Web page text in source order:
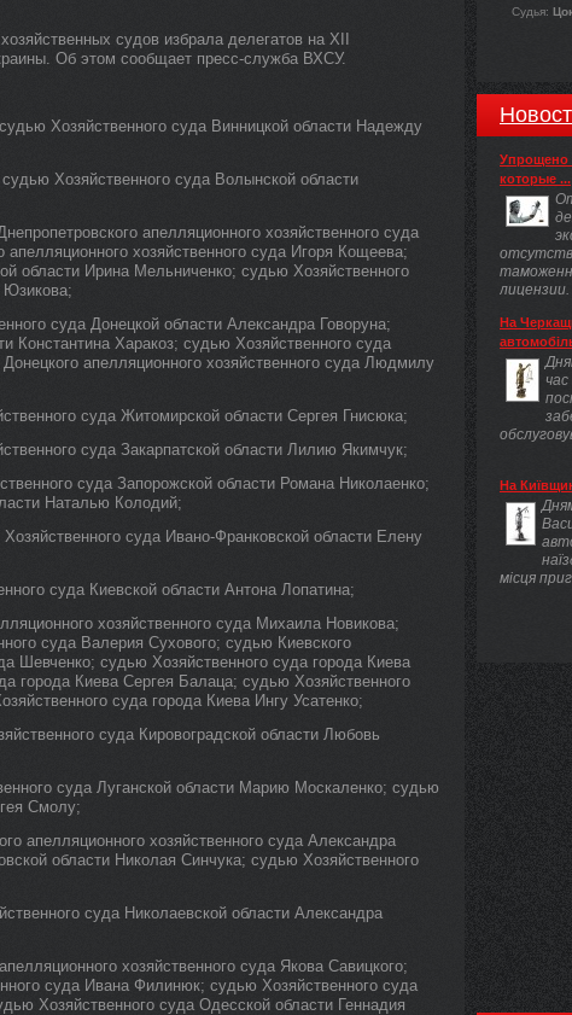
судов избрала делегатов на ХІІ
Об этом сообщает пресс-служба ВХСУ.
Хозяйственного суда Винницкой области Надежду
Хозяйственного суда Волынской области
апелляционного хозяйственного суда
хозяйственного суда Игоря Кощеева;
области Ирина Мельниченко; судью Хозяйственного
Юзикова;
суда Донецкой области Александра Говоруна;
Константина Харакоз; судью Хозяйственного суда
апелляционного хозяйственного суда Людмилу
суда Житомирской области Сергея Гнисюка;
суда Закарпатской области Лилию Якимчук;
суда Запорожской области Романа Николаенко;
Наталью Колодий;
суда Ивано-Франковской области Елену
суда Киевской области Антона Лопатина;
хозяйственного суда Михаила Новикова;
суда Валерия Сухового; судью Киевского
Шевченко; судью Хозяйственного суда города Киева
города Киева Сергея Балаца; судью Хозяйственного
суда города Киева Ингу Усатенко;
суда Кировоградской области Любовь
суда Луганской области Марию Москаленко; судью
Смолу;
апелляционного хозяйственного суда Александра
области Николая Синчука; судью Хозяйственного
суда Николаевской области Александра
хозяйственного суда Якова Савицкого;
суда Ивана Филинюк; судью Хозяйственного суда
Хозяйственного суда Одесской области Геннадия
Судья:
Упрощено
которые ...
лицензии.
На
На
місця